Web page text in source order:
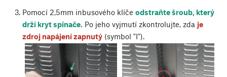
Pomocí 2,5mm inbusového klíče odstraňte šroub, který
drží kryt spínače.Po jeho vyjmutí zkontrolujte, zda je
zdroj napájení zapnutý(symbol "I").